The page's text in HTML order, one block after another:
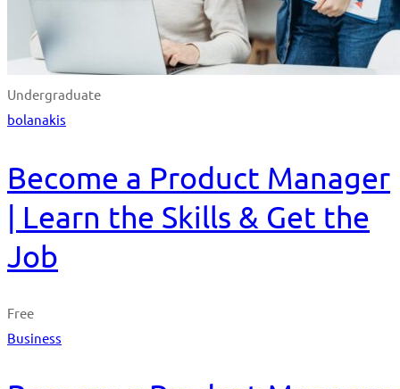
Undergraduate
bolanakis
Become a Product Manager
| Learn the Skills & Get the
Job
Free
Business